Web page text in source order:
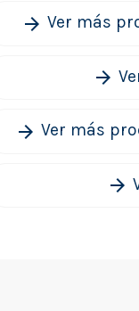
arrow_forward Ver más
arrow_forward
arrow_forward Ver más
arrow_forward